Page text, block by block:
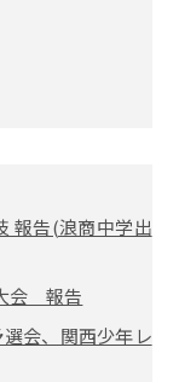
報告(浪商中学出
会 報告
会、関西少年レ